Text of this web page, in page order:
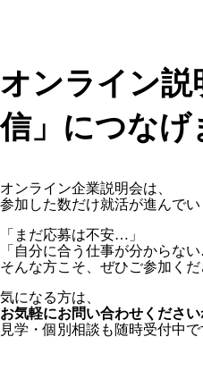
オンライン説
信」につなげ
オンライン企業説明会は、
参加した数だけ就活が進んでい
「まだ応募は不安…」
「自分に合う仕事が分からない
そんな方こそ、ぜひご参加く
気になる方は、
お気軽にお問い合わせくださ
見学・個別相談も随時受付中で